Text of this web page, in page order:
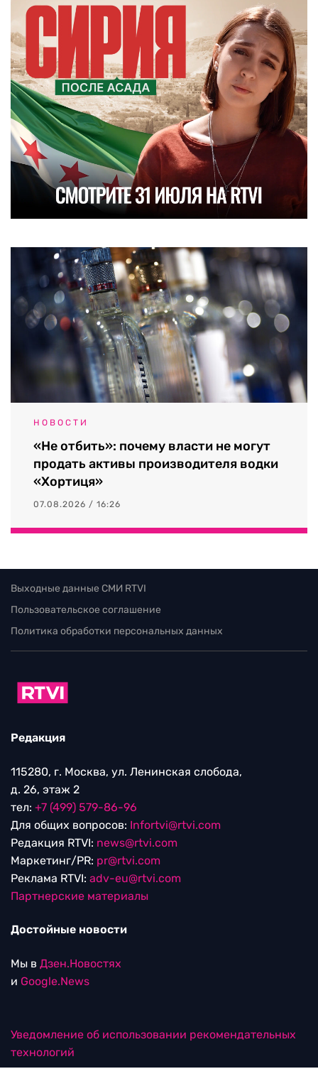
НОВОСТИ
«Не отбить»: почему власти не могут
продать активы производителя водки
«Хортиця»
07.08.2026 / 16:26
Выходные данные СМИ RTVI
Пользовательское соглашение
Политика обработки персональных данных
Редакция
115280, г. Москва, ул. Ленинская слобода,
д. 26, этаж 2
тел: +7 (499) 579-86-96
Для общих вопросов: Infortvi@rtvi.com
Редакция RTVI: news@rtvi.com
Маркетинг/PR: pr@rtvi.com
Реклама RTVI: adv-eu@rtvi.com
Партнерские материалы
Достойные новости
Мы в Дзен.Новостях
и Google.News
Уведомление об использовании рекомендательных
технологий